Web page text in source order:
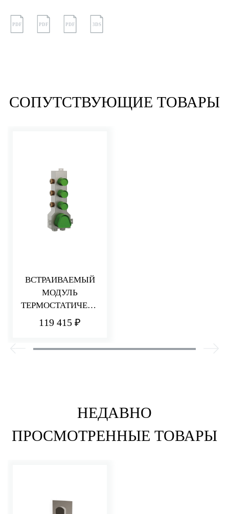
PDF PDF PDF 3DS
СОПУТСТВУЮЩИЕ ТОВАРЫ
ВСТРАИВАЕМЫЙ
МОДУЛЬ
ТЕРМОСТАТИЧЕСК
ОГО СМЕСИТЕЛЯ
119 415 ₽
НЕДАВНО
ПРОСМОТРЕННЫЕ ТОВАРЫ